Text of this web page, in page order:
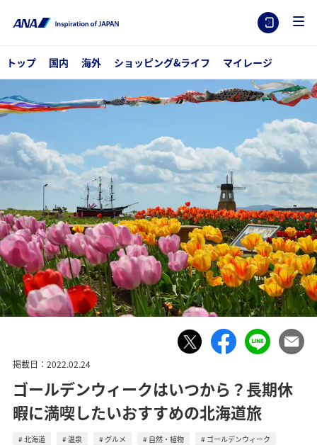
トップ 国内 海外 ショッピング&ライフ マイレージ
掲載日：2022.02.24
ゴールデンウィークはいつから？長期休
暇に満喫したいおすすめの北海道旅
北海道 温泉 グルメ 自然・植物
ゴールデンウィーク